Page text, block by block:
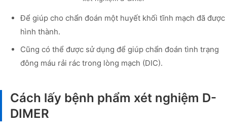
Để giúp cho chẩn đoán một huyết khối tĩnh mạch đã được
hình thành.
Cũng có thể được sử dụng để giúp chẩn đoán tình trạng
đông máu rải rác trong lòng mạch (DIC).
Cách lấy bệnh phẩm xét nghiệm D-
DIMER